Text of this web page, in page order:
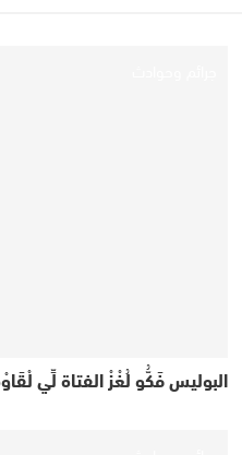
البوليس فَكُّو لُغْزْ الفتاة لِّي